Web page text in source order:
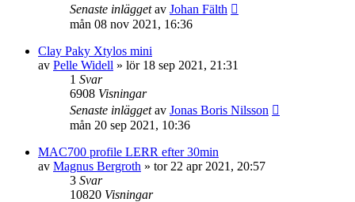
Senaste inläggetav Johan Fälth
mån 08 nov 2021, 16:36
Clay Paky Xtylos mini
av Pelle Widell » lör 18 sep 2021, 21:31
1 Svar
6908 Visningar
Senaste inläggetav Jonas Boris Nilsson
mån 20 sep 2021, 10:36
MAC700 profile LERR efter 30min
av Magnus Bergroth » tor 22 apr 2021, 20:57
3 Svar
10820 Visningar